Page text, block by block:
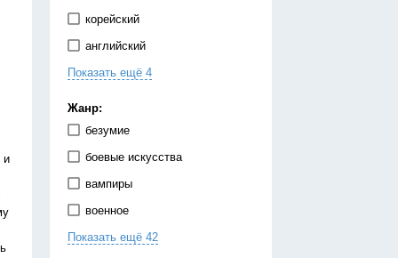
тайские
французские
японские
корейский
английский
испанский
немецкий
украинский
Показать ещё 4
Жанр:
безумие
боевые искусства
вампиры
военное
гарем
Показать ещё 42
и